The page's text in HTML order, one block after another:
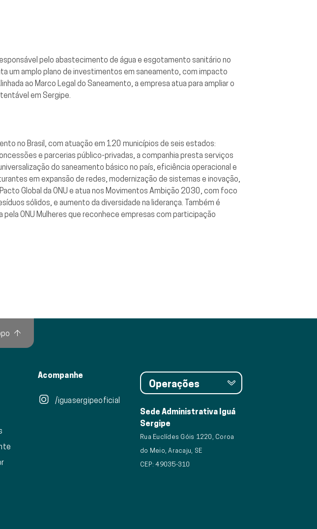
pelo abastecimento de água e esgotamento sanitário no
um amplo plano de investimentos em saneamento, com impacto
ao Marco Legal do Saneamento, a empresa atua para ampliar o
em Sergipe.
no Brasil, com atuação em 120 municípios de seis estados:
e parcerias público-privadas, a companhia presta serviços
do saneamento básico no país, eficiência operacional e
em expansão de redes, modernização de sistemas e inovação,
Global da ONU e atua nos Movimentos Ambição 2030, com foco
sólidos, e aumento da diversidade na liderança. Também é
ONU Mulheres que reconhece empresas com participação
Acompanhe
/iguasergipeoficial
Operações
Sede Administrativa Iguá
Sergipe
Rua Euclídes Góis 1220, Coroa
do Meio, Aracaju, SE
CEP: 49035-310
↑